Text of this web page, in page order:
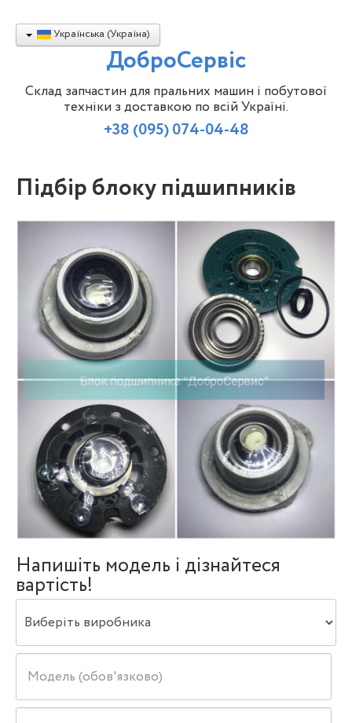
Українська (Україна)
ДоброСервіс
Склад запчастин для пральних машин і побутової
техніки з доставкою по всій Україні.
+38 (095) 074-04-48
Підбір блоку підшипників
Напишіть модель і дізнайтеся
вартість!